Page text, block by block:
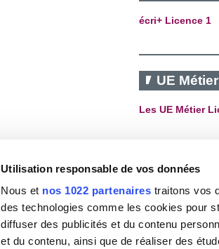
Utilisation responsable de vos données
Nous et nos 1022 partenaires traitons vos
des technologies comme les cookies pour
diffuser des publicités et du contenu
et du contenu, ainsi que de réaliser des
écri+ Licence 1
UE
Les UE Métier
Présentation